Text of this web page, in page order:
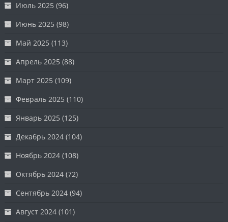
Июль 2025 (96)
Июнь 2025 (98)
Май 2025 (113)
Апрель 2025 (88)
Март 2025 (109)
Февраль 2025 (110)
Январь 2025 (125)
Декабрь 2024 (104)
Ноябрь 2024 (108)
Октябрь 2024 (72)
Сентябрь 2024 (94)
Август 2024 (101)